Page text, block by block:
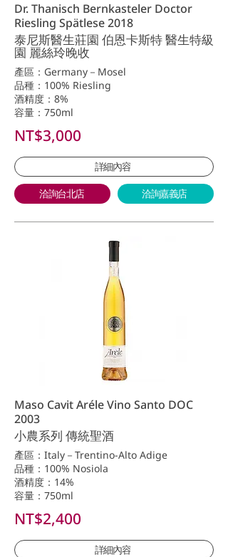
Dr. Thanisch Bernkasteler Doctor
Riesling Spätlese 2018
泰尼斯醫生莊園 伯恩卡斯特 醫生特級
園 麗絲玲晚收
產區：Germany－Mosel
品種：100% Riesling
酒精度：8%
容量：750ml
NT$3,000
詳細內容
洽詢台北店 洽詢嘉義店
Maso Cavit Aréle Vino Santo DOC
2003
小農系列 傳統聖酒
產區：Italy－Trentino-Alto Adige
品種：100% Nosiola
酒精度：14%
容量：750ml
NT$2,400
詳細內容